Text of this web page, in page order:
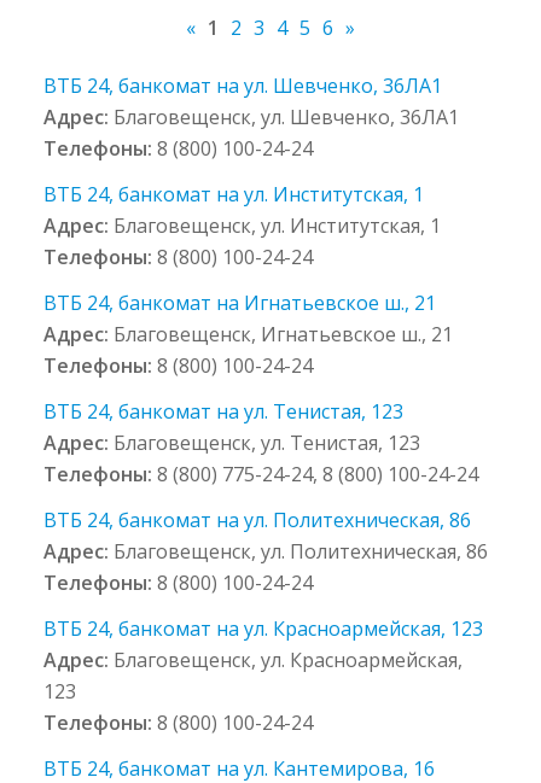
« 1 2 3 4 5 6 »
ВТБ 24, банкомат на ул. Шевченко, 36ЛА1
Адрес: Благовещенск, ул. Шевченко, 36ЛА1
Телефоны:8 (800) 100-24-24
ВТБ 24, банкомат на ул. Институтская, 1
Адрес: Благовещенск, ул. Институтская, 1
Телефоны:8 (800) 100-24-24
ВТБ 24, банкомат на Игнатьевское ш., 21
Адрес: Благовещенск, Игнатьевское ш., 21
Телефоны:8 (800) 100-24-24
ВТБ 24, банкомат на ул. Тенистая, 123
Адрес: Благовещенск, ул. Тенистая, 123
Телефоны:8 (800) 775-24-24, 8 (800) 100-24-24
ВТБ 24, банкомат на ул. Политехническая, 86
Адрес: Благовещенск, ул. Политехническая, 86
Телефоны:8 (800) 100-24-24
ВТБ 24, банкомат на ул. Красноармейская, 123
Адрес: Благовещенск, ул. Красноармейская,
123
Телефоны:8 (800) 100-24-24
ВТБ 24, банкомат на ул. Кантемирова, 16